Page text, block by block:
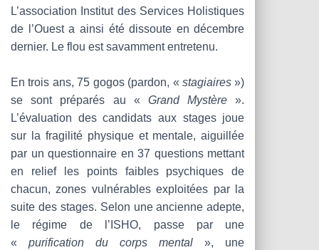
L’association Institut des Services Holistiques
de l’Ouest a ainsi été dissoute en décembre
dernier. Le flou est savamment entretenu.
En trois ans, 75 gogos (pardon, « stagiaires»)
se sont préparés au « Grand Mystère».
L’évaluation des candidats aux stages joue
sur la fragilité physique et mentale, aiguillée
par un questionnaire en 37 questions mettant
en relief les points faibles psychiques de
chacun, zones vulnérables exploitées par la
suite des stages. Selon une ancienne adepte,
le régime de l’ISHO, passe par une
«purification du corps mental », une